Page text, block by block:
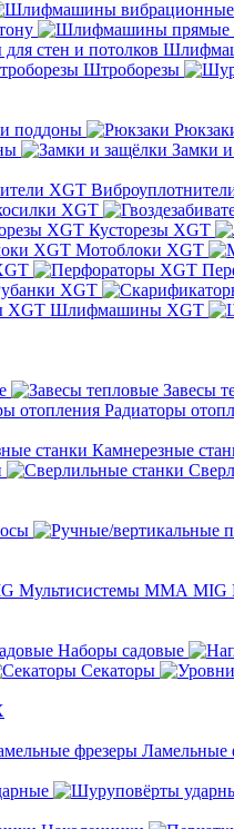
Штроборезы
поддоны
Замки
XGT
Кусторезы XGT
Мотоблоки XGT
XGT
Шлифмашины XGT
Завесы
Радиаторы
Камнерезные
Мультисистемы ММА MIG
Наборы садовые
Секаторы
Ламельные